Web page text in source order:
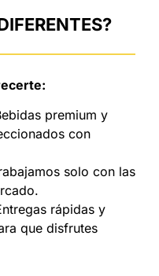
premium y
con
solo con las
rápidas y
que disfrutes